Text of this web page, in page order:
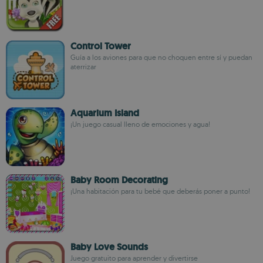
Control Tower
Guía a los aviones para que no choquen entre sí y puedan
aterrizar
Aquarium Island
¡Un juego casual lleno de emociones y agua!
Baby Room Decorating
¡Una habitación para tu bebé que deberás poner a punto!
Baby Love Sounds
Juego gratuito para aprender y divertirse